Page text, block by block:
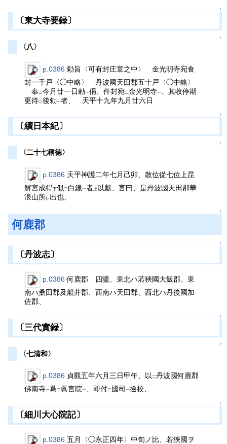
↑
〔東大寺要録〕
↑
〈八〉
p.0386 勅旨〈可有封庄章之中〉 金光明寺宛食
封一千戸〈◯中略〉 丹波國天田郡五十戸〈◯中略〉
奉二今月廿一日勅一偁、件封宛二金光明寺一
、其收停期
更待二後勅一者、 天平十九年九月廿六日
↑
〔續日本紀〕
↑
〈二十七稱徳〉
p.0386 天平神護二年七月己卯、散位從七位上昆
解宮成得下似 二 白鑞一者 上 以獻、言曰、是丹波國天田郡華
浪山所レ出也、
↑
何鹿郡
↑
〔丹波志〕
p.0386 何鹿郡 四疆、東北ハ若狹國大飯郡、東
南ハ桑田郡及船井郡、西南ハ天田郡、西北ハ丹後國加
佐郡、
↑
〔三代實録〕
↑
〈七清和〉
p.0386 貞觀五年六月三日甲午、以 二丹波國何鹿郡
佛南寺一爲二眞言院一、即付二國司一撿校、
↑
〔細川大心院記〕
p.0386 五月〈◯永正四年〉中旬ノ比、若狹國ヲ